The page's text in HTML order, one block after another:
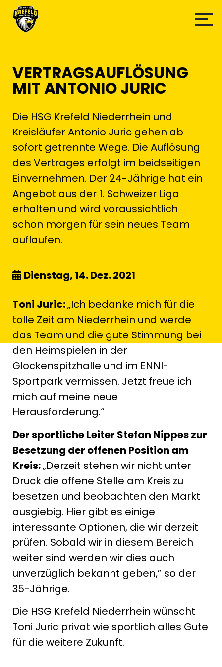
VERTRAGSAUFLÖSUNG
MIT ANTONIO JURIC
Die HSG Krefeld Niederrhein und
Kreisläufer Antonio Juric gehen ab
sofort getrennte Wege. Die Auflösung
des Vertrages erfolgt im beidseitigen
Einvernehmen. Der 24-Jährige hat ein
Angebot aus der 1. Schweizer Liga
erhalten und wird voraussichtlich
schon morgen für sein neues Team
auflaufen.
Dienstag, 14. Dez. 2021
Toni Juric:„Ich bedanke mich für die
tolle Zeit am Niederrhein und werde
das Team und die gute Stimmung bei
den Heimspielen in der
Glockenspitzhalle und im ENNI-
Sportpark vermissen. Jetzt freue ich
mich auf meine neue
Herausforderung.“
Der sportliche Leiter Stefan Nippes zur
Besetzung der offenen Position am
Kreis:„Derzeit stehen wir nicht unter
Druck die offene Stelle am Kreis zu
besetzen und beobachten den Markt
ausgiebig. Hier gibt es einige
interessante Optionen, die wir derzeit
prüfen. Sobald wir in diesem Bereich
weiter sind werden wir dies auch
unverzüglich bekannt geben,” so der
35-Jährige.
Die HSG Krefeld Niederrhein wünscht
Toni Juric privat wie sportlich alles Gute
für die weitere Zukunft.